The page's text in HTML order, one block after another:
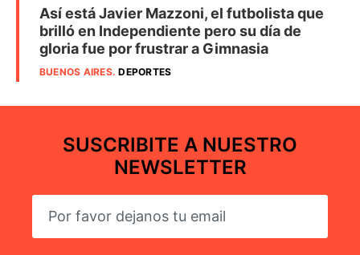
Así está Javier Mazzoni, el futbolista que
brilló en Independiente pero su día de
gloria fue por frustrar a Gimnasia
BUENOS AIRES.DEPORTES
SUSCRIBITE A NUESTRO
NEWSLETTER